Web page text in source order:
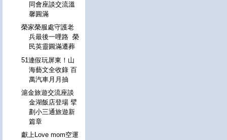
同會座談交流溫
馨圓滿
榮家榮服處守護老
兵最後一哩路 榮
民英靈圓滿遷葬
51連假玩屏東！山
海藝文全收錄 百
萬汽車月月抽
滬金旅遊交流座談
金湖飯店登場 擘
劃小三通旅遊新
篇章
獻上Love mom空運